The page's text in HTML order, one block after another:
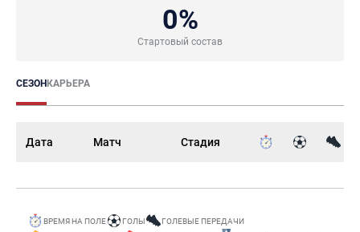
0%
Стартовый состав
СЕЗОНКАРЬЕРА
Дата Матч Стадия
ВРЕМЯ НА ПОЛЕ ГОЛЫ
ГОЛЕВЫЕ ПЕРЕДАЧИ